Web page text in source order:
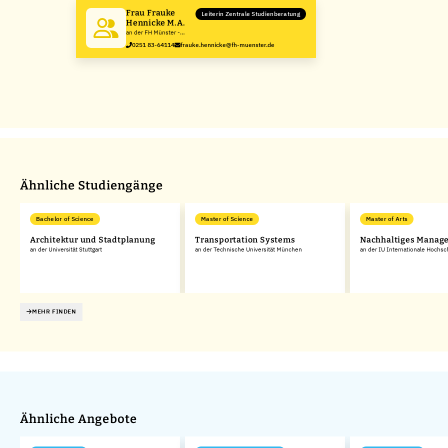
Frau Frauke
Hennicke M.A.
an der FH Münster -
University of Applied
Sciences
Leiterin Zentrale Studienberatung
0251 83-64114 frauke.hennicke@fh-muenster.de
Ähnliche Studiengänge
Bachelor of Science
Architektur und Stadtplanung
an der Universität Stuttgart
Master of Science
Transportation Systems
an der Technische Universität München
Master of Arts
Nachhaltiges
an der IU Internationale
MEHR FINDEN
Ähnliche Angebote